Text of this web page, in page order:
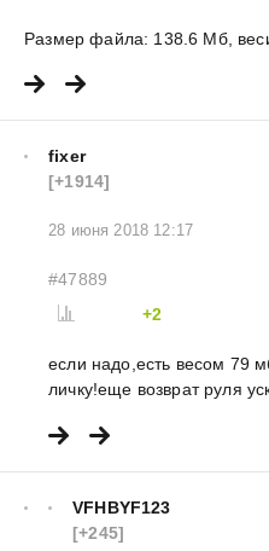
Размер файла: 138.6 Мб,
fixer
[+1914]
28 июня 2018 12:17
#47889
+2
если надо,есть весом 79
личку!еще возврат руля
VFHBYF123
[+245]